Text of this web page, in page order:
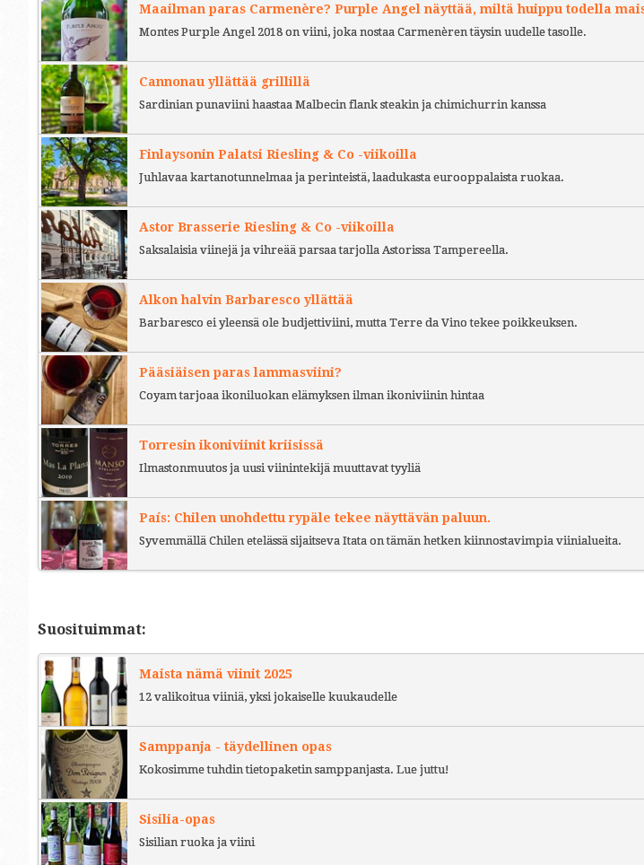
Maailman paras Carmenère? Purple Angel näyttää, miltä huippu todella
Montes Purple Angel 2018 on viini, joka nostaa Carmenèren täysin uudelle tasolle.
Cannonau yllättää grillillä
Sardinian punaviini haastaa Malbecin flank steakin ja chimichurrin kanssa
Finlaysonin Palatsi Riesling & Co -viikoilla
Juhlavaa kartanotunnelmaa ja perinteistä, laadukasta eurooppalaista ruokaa.
Astor Brasserie Riesling & Co -viikoilla
Saksalaisia viinejä ja vihreää parsaa tarjolla Astorissa Tampereella.
Alkon halvin Barbaresco yllättää
Barbaresco ei yleensä ole budjettiviini, mutta Terre da Vino tekee poikkeuksen.
Pääsiäisen paras lammasviini?
Coyam tarjoaa ikoniluokan elämyksen ilman ikoniviinin hintaa
Torresin ikoniviinit kriisissä
Ilmastonmuutos ja uusi viinintekijä muuttavat tyyliä
País: Chilen unohdettu rypäle tekee näyttävän paluun.
Syvemmällä Chilen etelässä sijaitseva Itata on tämän hetken kiinnostavimpia viinialueita.
Suosituimmat:
Maista nämä viinit 2025
12 valikoitua viiniä, yksi jokaiselle kuukaudelle
Samppanja - täydellinen opas
Kokosimme tuhdin tietopaketin samppanjasta. Lue juttu!
Sisilia-opas
Sisilian ruoka ja viini